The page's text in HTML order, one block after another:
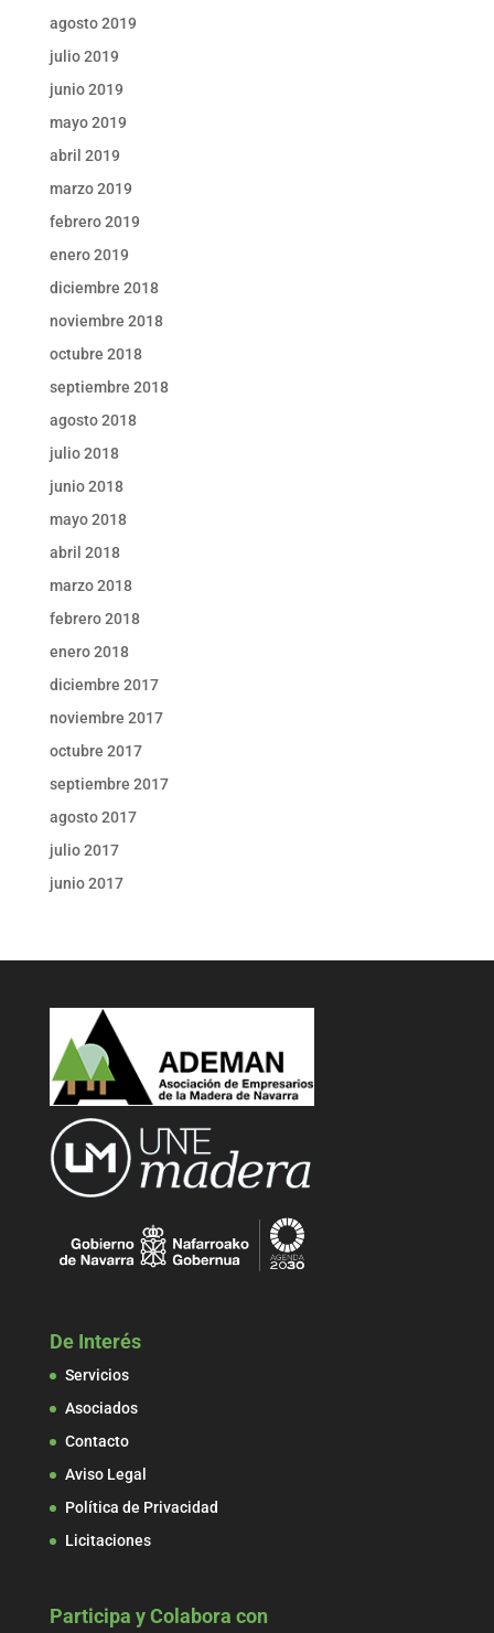
agosto 2019
julio 2019
junio 2019
mayo 2019
abril 2019
marzo 2019
febrero 2019
enero 2019
diciembre 2018
noviembre 2018
octubre 2018
septiembre 2018
agosto 2018
julio 2018
junio 2018
mayo 2018
abril 2018
marzo 2018
febrero 2018
enero 2018
diciembre 2017
noviembre 2017
octubre 2017
septiembre 2017
agosto 2017
julio 2017
junio 2017
De Interés
Servicios
Asociados
Contacto
Aviso Legal
Política de Privacidad
Licitaciones
Participa y Colabora con